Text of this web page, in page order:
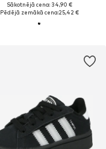
Sākotnējā cena: 34,90 €
Pēdējā zemākā cena:25,42 €